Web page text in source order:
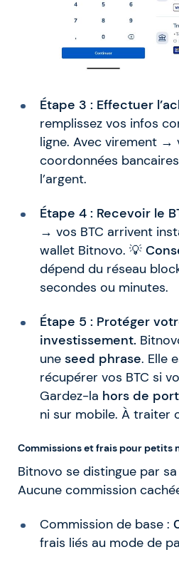
Étape 3 : Effectuer
remplissez vos infos
ligne. Avec virement →
coordonnées
l’argent.
Étape 4 : Recevoir le
→ vos BTC arrivent
wallet Bitnovo. 💡
dépend du réseau
secondes ou minutes.
Étape 5 : Protéger
investissement.
une seed phrase. Elle
récupérer vos BTC si
Gardez-la hors de
ni sur mobile. À traiter
Commissions et frais pour petits
Bitnovo se distingue par sa
Aucune commission
Commission de base :
frais liés au mode de